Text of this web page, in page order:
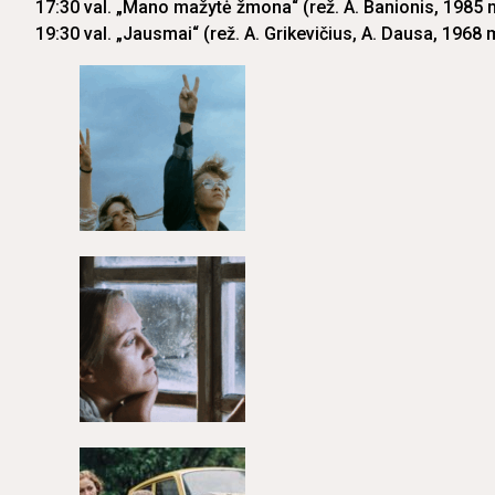
17:30 val. „Mano mažytė žmona“ (rež. A. Banionis, 1985
19:30 val. „Jausmai“ (rež. A. Grikevičius, A. Dausa, 1968